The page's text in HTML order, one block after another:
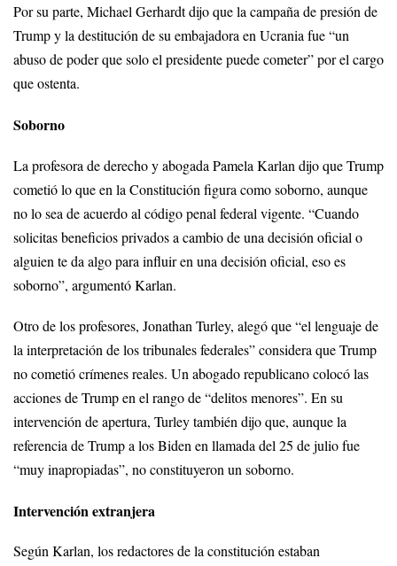
Por su parte, Michael Gerhardt dijo que la campaña de presión de
Trump y la destitución de su embajadora en Ucrania fue “un
abuso de poder que solo el presidente puede cometer” por el cargo
que ostenta.
Soborno
La profesora de derecho y abogada Pamela Karlan dijo que Trump
cometió lo que en la Constitución figura como soborno, aunque
no lo sea de acuerdo al código penal federal vigente. “Cuando
solicitas beneficios privados a cambio de una decisión oficial o
alguien te da algo para influir en una decisión oficial, eso es
soborno”, argumentó Karlan.
Otro de los profesores, Jonathan Turley, alegó que “el lenguaje de
la interpretación de los tribunales federales” considera que Trump
no cometió crímenes reales. Un abogado republicano colocó las
acciones de Trump en el rango de “delitos menores”. En su
intervención de apertura, Turley también dijo que, aunque la
referencia de Trump a los Biden en llamada del 25 de julio fue
“muy inapropiadas”, no constituyeron un soborno.
Intervención extranjera
Según Karlan, los redactores de la constitución estaban